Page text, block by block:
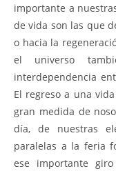
importante a
de vida son las que
o hacia la
el universo
interdependencia
El regreso a una
gran medida de
día, de nuestras
paralelas a la feria
ese importante